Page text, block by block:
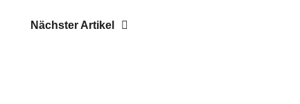
Nächster Artikel